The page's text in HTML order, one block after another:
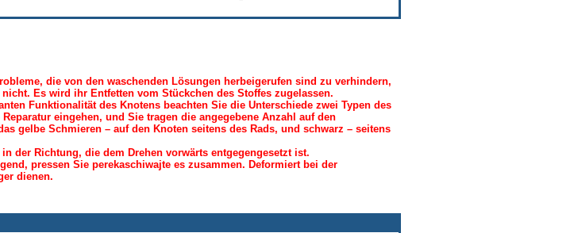
die von den waschenden Lösungen herbeigerufen sind zu verhindern,
Es wird ihr Entfetten vom Stückchen des Stoffes zugelassen.
Funktionalität des Knotens beachten Sie die Unterschiede zwei Typen des
eingehen, und Sie tragen die angegebene Anzahl auf den
gelbe Schmieren – auf den Knoten seitens des Rads, und schwarz – seitens
der Richtung, die dem Drehen vorwärts entgegengesetzt ist.
pressen Sie perekaschiwajte es zusammen. Deformiert bei der
dienen.